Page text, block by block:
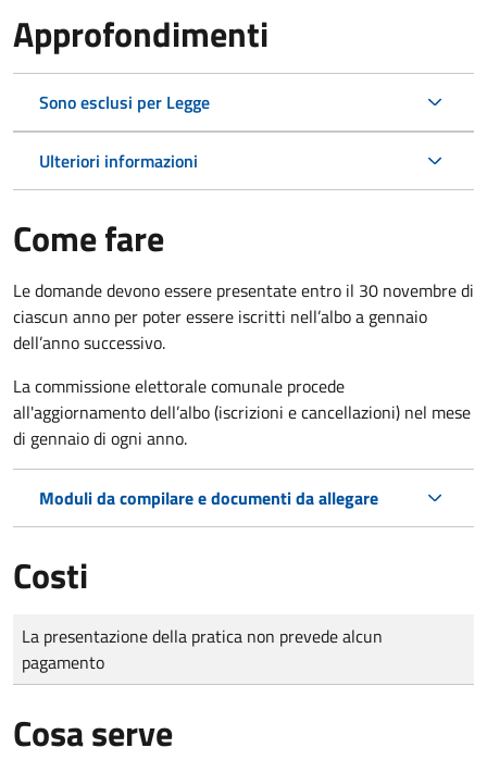
Approfondimenti
Sono esclusi per Legge
Ulteriori informazioni
Come fare
Le domandedevono essere presentate entro il 30 novembre di
ciascun anno per poter essere iscritti nell’albo a gennaio
dell’anno successivo.
La commissione elettorale comunale procede
all'aggiornamento dell’albo (iscrizioni e cancellazioni) nel mese
di gennaio di ogni anno.
Moduli da compilare e documenti da allegare
Costi
Tipo di pagamento
Importo
La presentazione della pratica non prevede alcun
pagamento
Cosa serve